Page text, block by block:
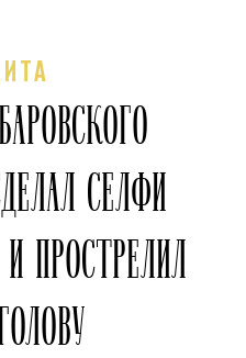
СЕЛФИ
ПРОСТРЕЛИЛ